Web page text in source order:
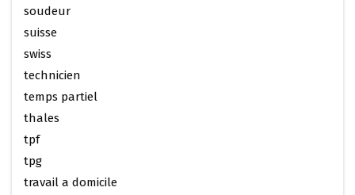
soudeur
suisse
swiss
technicien
temps partiel
thales
tpf
tpg
travail a domicile